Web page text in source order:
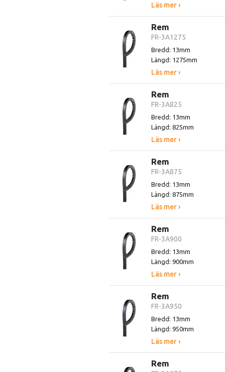
Läs mer ›
Rem
FR-3A1275
Bredd: 13mm
Längd: 1275mm
Läs mer ›
Rem
FR-3A825
Bredd: 13mm
Längd: 825mm
Läs mer ›
Rem
FR-3A875
Bredd: 13mm
Längd: 875mm
Läs mer ›
Rem
FR-3A900
Bredd: 13mm
Längd: 900mm
Läs mer ›
Rem
FR-3A950
Bredd: 13mm
Längd: 950mm
Läs mer ›
Rem